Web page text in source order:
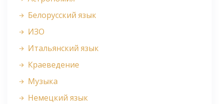
Белорусский язык
ИЗО
Итальянский язык
Краеведение
Музыка
Немецкий язык